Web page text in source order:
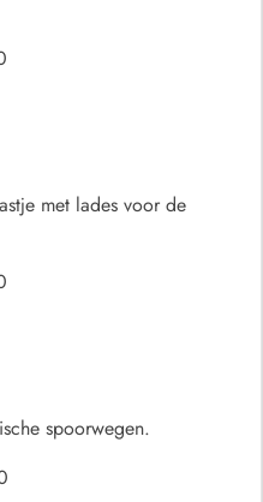
met lades voor de
spoorwegen.